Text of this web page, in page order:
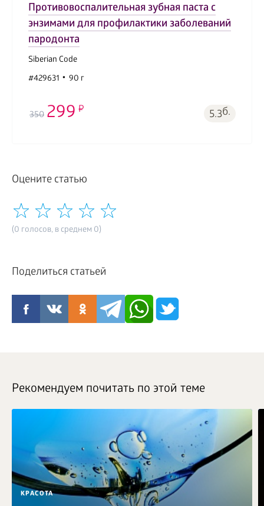
Противовоспалительная зубная паста с
энзимами для профилактики заболеваний
пародонта
Siberian Code
#429631
90 г
350 299 5.3б.
Оцените статью
(0 голосов, в среднем 0)
Поделиться статьей
Рекомендуем почитать по этой теме
КРАСОТА